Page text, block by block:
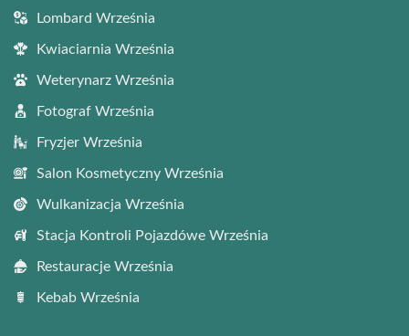
Lombard Września
Kwiaciarnia Września
Weterynarz Września
Fotograf Września
Fryzjer Września
Salon Kosmetyczny Września
Wulkanizacja Września
Stacja Kontroli Pojazdówe Września
Restauracje Września
Kebab Września